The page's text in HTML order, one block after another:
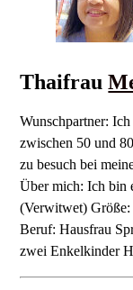
Thaifrau
Wunschpartner:
zwischen 50 und
zu besuch bei
Über mich: Ich bin
(Verwitwet)
Beruf: Hausfrau
zwei Enkelkinder